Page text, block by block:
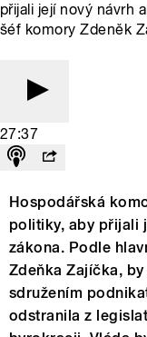
přijali její nový návrh
šéf komory Zdeněk
27:37
Hospodářská
politiky, aby přijali
zákona. Podle
Zdeňka Zajíčka,
sdružením
odstranila z